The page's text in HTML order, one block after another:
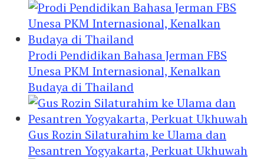
Prodi Pendidikan Bahasa Jerman FBS
Unesa PKM Internasional, Kenalkan
Budaya di Thailand
Gus Rozin Silaturahim ke Ulama dan
Pesantren Yogyakarta, Perkuat Ukhuwah